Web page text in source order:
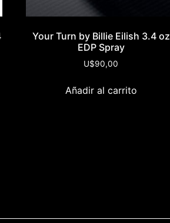
Your Turn by Billie Eilish 3.4 oz
EDP Spray
U$90,00
Añadir al carrito